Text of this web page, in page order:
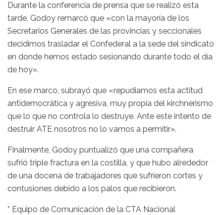
Durante la conferencia de prensa que se realizó esta
tarde, Godoy remarcó que «con la mayoría de los
Secretarios Generales de las provincias y seccionales
decidimos trasladar el Confederal a la sede del sindicato
en donde hemos estado sesionando durante todo el día
de hoy».
En ese marco, subrayó que «repudiamos esta actitud
antidemocrática y agresiva, muy propia del kirchnerismo
que lo que no controla lo destruye. Ante este intento de
destruir ATE nosotros no lo vamos a permitir».
Finalmente, Godoy puntualizó que una compañera
sufrió triple fractura en la costilla, y que hubo alrededor
de una docena de trabajadores que sufrieron cortes y
contusiones debido a los palos que recibieron.
* Equipo de Comunicación de la CTA Nacional